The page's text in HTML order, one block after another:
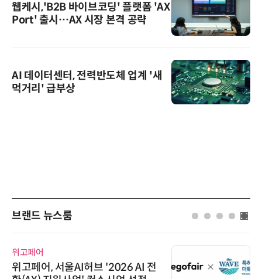
웹케시,'B2B 바이브코딩' 플랫폼 'AX
Port' 출시…AX 시장 본격 공략
AI 데이터센터, 전력반도체 업계 '새
먹거리' 급부상
브랜드 뉴스룸
위고페어
위고페어, 서울AI허브 '2026 AI 전